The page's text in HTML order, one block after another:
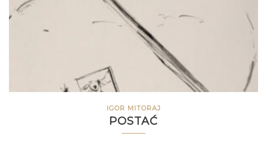
IGOR MITORAJ
POSTAĆ